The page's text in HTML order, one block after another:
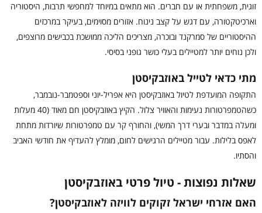
זוגית, משפחתית או עם חברים. הוא מתאים במיוחד למחפשי תרבות, היסטוריה
וארכיטקטורה, עם דגש על קצב נינוח. אזורים מסוימים, בעיקר במרכזים
ההיסטוריים של סמרקנד ובוכרה, מצריכים הליכה ממושכת בכבישים מרוצפים,
ולכן נוחים יותר למטיילים בעלי כושר גופני בסיסי.
מתי כדאי לטייל באוזבקיסטן
התקופה המועדפת לטיול באוזבקיסטן היא אפריל-יוני וספטמבר-נובמבר,
כשהטמפרטורות נעימות והאוויר צלול. הקיץ באוזבקיסטן חם מאוד (40 מעלות
ומעלה במדבר ובערי דרך המשי), והחורף קר עם טמפרטורות שיורדות מתחת
לאפס בלילות. עבור מטיילים הרגישים לחום, מומלץ להעדיף את חודשי האביב
והסתיו.
שאלות נפוצות - טיול פרטי באוזבקיסטן
האם אזרחי ישראל זקוקים לוויזה לאוזבקיסטן?